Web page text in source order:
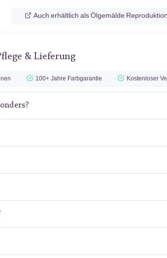
Auch erhältlich als Ölgemälde Reproduktion
& Lieferung
100+ Jahre Farbgarantie Kostenloser